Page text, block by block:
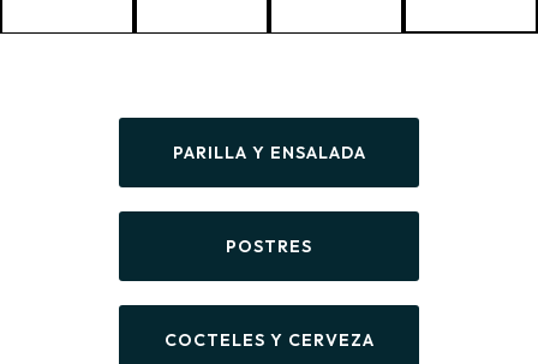
PARILLA Y ENSALADA
POSTRES
COCTELES Y CERVEZA